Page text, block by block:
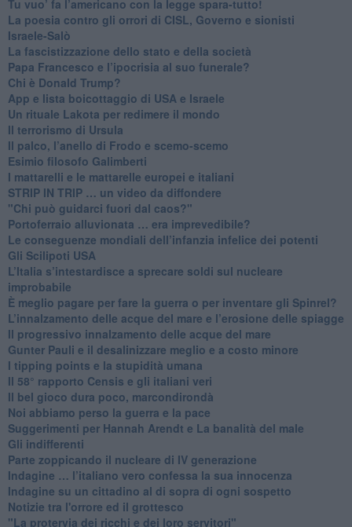
Tu vuo’ fa l’americano con la legge spara-tutto!
La poesia contro gli orrori di CISL, Governo e sionisti
Israele-Salò
​La fascistizzazione dello stato e della società
Papa Francesco e l’ipocrisia al suo funerale?
​Chi è Donald Trump?
App e lista boicottaggio di USA e Israele
​Un rituale Lakota per redimere il mondo
Il terrorismo di Ursula
​Il palco, l’anello di Frodo e scemo-scemo
Esimio filosofo Galimberti
​I mattarelli e le mattarelle europei e italiani
​STRIP IN TRIP … un video da diffondere
"Chi può guidarci fuori dal caos?"
​Portoferraio alluvionata … era imprevedibile?
Le conseguenze mondiali dell’infanzia infelice dei potenti
​Gli Scilipoti USA
L’Italia s’intestardisce a sprecare soldi sul nucleare
improbabile
È meglio pagare per fare la guerra o per inventare gli Spinrel?
​L’innalzamento delle acque del mare e l’erosione delle spiagge
​Il progressivo innalzamento delle acque del mare
​Gunter Pauli e il desalinizzare meglio e a costo minore
I tipping points e la stupidità umana
​Il 58° rapporto Censis e gli italiani veri
​Il bel gioco dura poco, marcondirondà
Noi abbiamo perso la guerra e la pace
Suggerimenti per Hannah Arendt e La banalità del male
​Gli indifferenti
Parte zoppicando il nucleare di IV generazione
​Indagine … l’italiano vero confessa la sua innocenza
Indagine su un cittadino al di sopra di ogni sospetto
Notizie tra l'orrore ed il grottesco
"La protervia dei ricchi e dei loro servitori"